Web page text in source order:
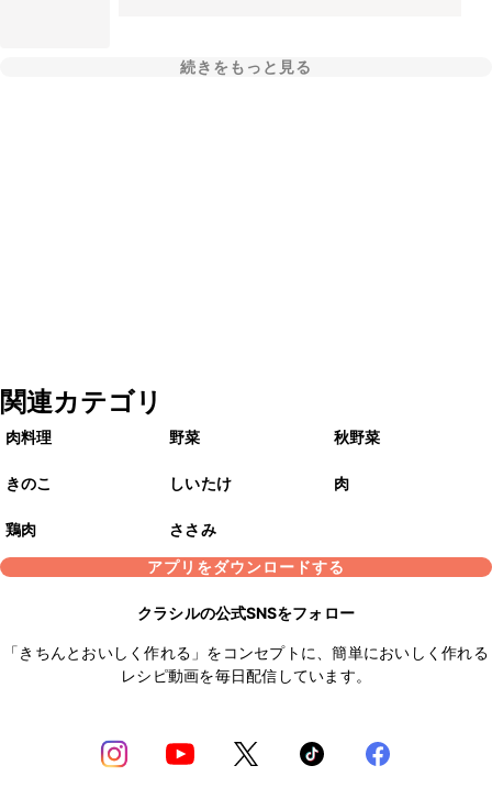
続きをもっと見る
関連カテゴリ
肉料理 野菜 秋野菜
きのこ しいたけ 肉
鶏肉
ささみ
アプリをダウンロードする
クラシルの公式SNSをフォロー
「きちんとおいしく作れる」をコンセプトに、簡単においしく作れる
レシピ動画を毎日配信しています。